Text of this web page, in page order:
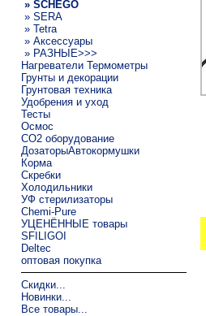
» SCHEGO
» SERA
» Tetra
» Аксессуары
» РАЗНЫЕ>>>
Нагреватели Термометры
Грунты и декорации
Грунтовая техника
Удобрения и уход
Тесты
Осмос
CO2 оборудование
ДозаторыАвтокормушки
Корма
Скребки
Холодильники
УФ стерилизаторы
Chemi-Pure
УЦЕНЁННЫЕ товары
SFILIGOI
Deltec
оптовая покупка
Скидки...
Новинки...
Все товары...